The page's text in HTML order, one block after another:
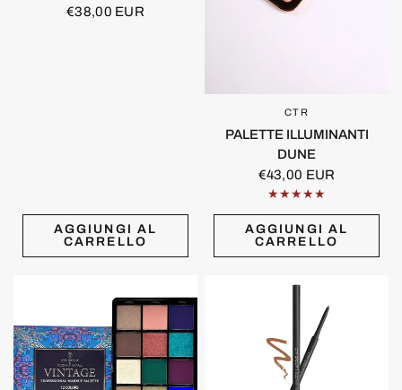
€38,00 EUR
AGGIUNGI AL
CARRELLO
OCCHIATA VELOCE
CTR
PALETTE ILLUMINANTI
DUNE
€43,00 EUR
AGGIUNGI AL
CARRELLO